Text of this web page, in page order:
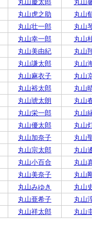
丸山慶太郎 丸山
丸山虎之助 丸山
丸山壮一郎 丸山
丸山幸一郎 丸山
丸山美由紀 丸山
丸山謙太郎 丸山
丸山麻衣子 丸山
丸山裕太郎 丸山
丸山琥太朗 丸山
丸山栄一郎 丸山
丸山優太郎 丸山
丸山加奈子 丸山
丸山宗太郎 丸山
丸山小百合 丸山
丸山美奈子 丸山
丸山みゆき 丸山
丸山亜希子 丸山
丸山祥太郎 丸山